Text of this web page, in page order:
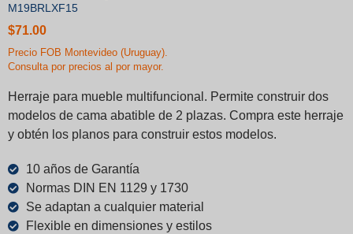
M19BRLXF15
$71.00
Precio FOB Montevideo (Uruguay).
Consulta por precios al por mayor.
Herraje para mueble multifuncional. Permite construir dos
modelos de cama abatible de 2 plazas. Compra este herraje
y obtén los planos para construir estos modelos.
10 años de Garantía
Normas DIN EN 1129 y 1730
Se adaptan a cualquier material
Flexible en dimensiones y estilos